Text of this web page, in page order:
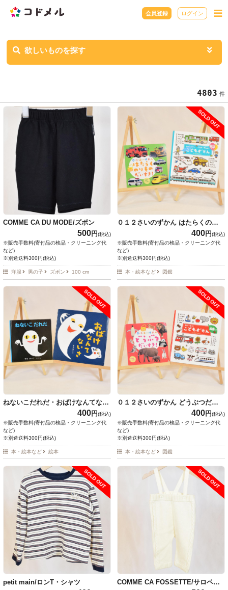
会員登録 ログイン
欲しいものを探す
4803 件
COMME CA DU MODE/ズボン
500円(税込)
※販売手数料(寄付品の検品・クリーニング代
など)
※別途送料300円(税込)
洋服 男の子 ズボン 100 cm
SOLD OUT
０１２さいのずかん はたらくのり
ものだいすき！・０さい～４さい
こどもずかん くるまとでんしゃ
400円(税込)
※販売手数料(寄付品の検品・クリーニング代
など)
※別途送料300円(税込)
本・絵本など 図鑑
SOLD OUT
ねないこだれだ・おばけなんてない
400円(税込)
※販売手数料(寄付品の検品・クリーニング代
など)
※別途送料300円(税込)
本・絵本など 絵本
SOLD OUT
０１２さいのずかん どうぶつだい
すき！・０さい～４さい こどもず
かん
400円(税込)
※販売手数料(寄付品の検品・クリーニング代
など)
※別途送料300円(税込)
本・絵本など 図鑑
SOLD OUT
petit main/ロンT・シャツ
SOLD OUT
COMME CA FOSSETTE/サロペッ